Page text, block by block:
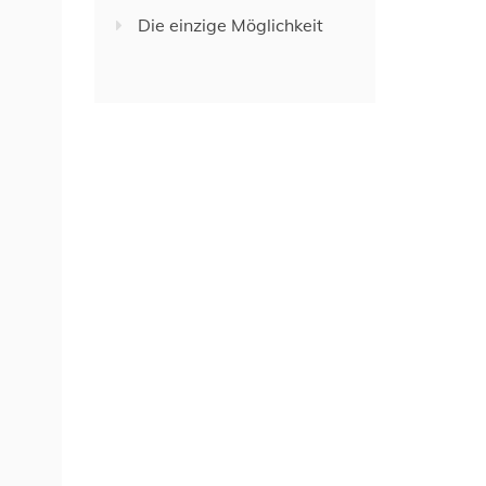
Die einzige Möglichkeit